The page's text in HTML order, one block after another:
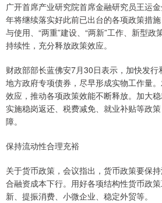
广开首席产业研究院首席金融研究员王运
年将继续落实好此前已出台的各项政策措
与使用、“两重”建设、“两新”工作、新型
持续性，充分释放政策效应。
财政部部长蓝佛安7月30日表示，加快发行
地方政府专项债券，尽早形成实物工作量
效应，推动各项政策效能不断释放。加大
实施稳岗返还、税费减免、就业补贴等政
障。
保持流动性合理充裕
关于货币政策，会议指出，货币政策要保
合融资成本下行。用好各项结构性货币政
新、提振消费、小微企业、稳定外贸等。